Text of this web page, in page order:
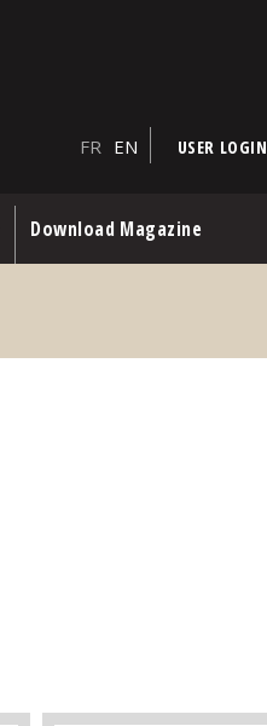
FR EN USER LOGIN
Download Magazine